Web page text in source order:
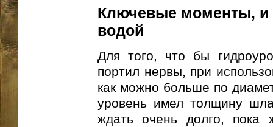
Ключевые моменты, и
водой
Для того, что бы
портил нервы, при
как можно больше по
уровень имел толщину
ждать очень долго, пока